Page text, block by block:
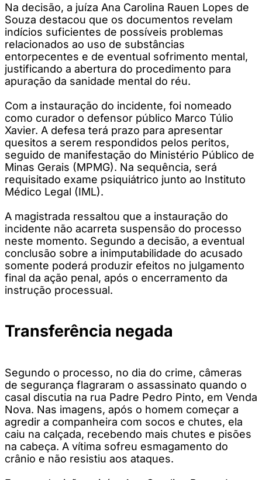
Na decisão, a juíza Ana Carolina Rauen Lopes de
Souza destacou que os documentos revelam
indícios suficientes de possíveis problemas
relacionados ao uso de substâncias
entorpecentes e de eventual sofrimento mental,
justificando a abertura do procedimento para
apuração da sanidade mental do réu.
Com a instauração do incidente, foi nomeado
como curador o defensor público Marco Túlio
Xavier. A defesa terá prazo para apresentar
quesitos a serem respondidos pelos peritos,
seguido de manifestação do Ministério Público de
Minas Gerais (MPMG). Na sequência, será
requisitado exame psiquiátrico junto ao Instituto
Médico Legal (IML).
A magistrada ressaltou que a instauração do
incidente não acarreta suspensão do processo
neste momento. Segundo a decisão, a eventual
conclusão sobre a inimputabilidade do acusado
somente poderá produzir efeitos no julgamento
final da ação penal, após o encerramento da
instrução processual.
Transferência negada
Segundo o processo, no dia do crime, câmeras
de segurança flagraram o assassinato quando o
casal discutia na rua Padre Pedro Pinto, em Venda
Nova. Nas imagens, após o homem começar a
agredir a companheira com socos e chutes, ela
caiu na calçada, recebendo mais chutes e pisões
na cabeça. A vítima sofreu esmagamento do
crânio e não resistiu aos ataques.